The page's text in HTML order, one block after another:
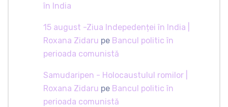
în India
15 august -Ziua Indepedenței în India |
Roxana Zidaru pe Bancul politic în
perioada comunistă
Samudaripen - Holocaustulul romilor |
Roxana Zidaru pe Bancul politic în
perioada comunistă